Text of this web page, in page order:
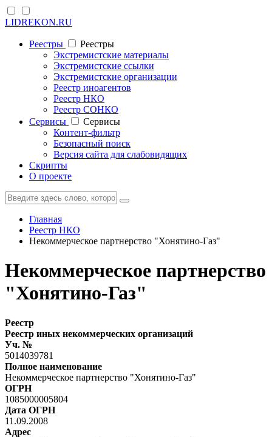
LIDREKON.RU
Реестры
Реестры
Экстремистские материалы
Экстремистские ссылки
Экстремистские организации
Реестр иноагентов
Реестр НКО
Реестр СОНКО
Cервисы
Cервисы
Контент-фильтр
Безопасный поиск
Версия сайта для слабовидящих
Скрипты
О проекте
Главная
Реестр НКО
Некоммерческое партнерство "Хонятино-Газ"
Некоммерческое партнерство
"Хонятино-Газ"
Реестр
Реестр иных некоммерческих организаций
Уч. №
5014039781
Полное наименование
Некоммерческое партнерство "Хонятино-Газ"
ОГРН
1085000005804
Дата ОГРН
11.09.2008
Адрес